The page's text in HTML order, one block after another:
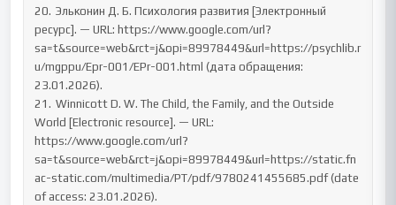
20.	Эльконин Д. Б. Психология развития [Электронный
ресурс]. — URL: https://www.google.com/url?
sa=t&source=web&rct=j&opi=89978449&url=https://psychlib.r
u/mgppu/Epr-001/EPr-001.html (дата обращения:
23.01.2026).
21.	Winnicott D. W. The Child, the Family, and the Outside
World [Electronic resource]. — URL:
https://www.google.com/url?
sa=t&source=web&rct=j&opi=89978449&url=https://static.fn
ac-static.com/multimedia/PT/pdf/9780241455685.pdf (date
of access: 23.01.2026).